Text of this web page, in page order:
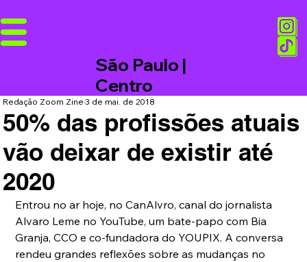
São Paulo |
Centro
50% das profissões atuais
vão deixar de existir até
2020
Redação Zoom Zine3 de mai. de 2018
Entrou no ar hoje, no CanAlvro, canal do jornalista
Alvaro Leme no YouTube, um bate-papo com Bia
Granja, CCO e co-fundadora do YOUPIX. A conversa
rendeu grandes reflexões sobre as mudanças no